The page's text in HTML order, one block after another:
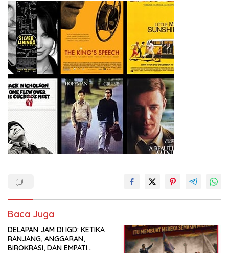
Baca Juga
DELAPAN JAM DI IGD: KETIKA
RANJANG, ANGGARAN,
BIROKRASI, DAN EMPATI